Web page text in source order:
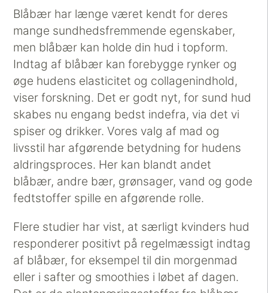
Blåbær har længe været kendt for deres
mange sundhedsfremmende egenskaber,
men blåbær kan holde din hud i topform.
Indtag af blåbær kan forebygge rynker og
øge hudens elasticitet og collagenindhold,
viser forskning. Det er godt nyt, for sund hud
skabes nu engang bedst indefra, via det vi
spiser og drikker. Vores valg af mad og
livsstil har afgørende betydning for hudens
aldringsproces. Her kan blandt andet
blåbær, andre bær, grønsager, vand og gode
fedtstoffer spille en afgørende rolle.
Flere studier har vist, at særligt kvinders hud
responderer positivt på regelmæssigt indtag
af blåbær, for eksempel til din morgenmad
eller i safter og smoothies i løbet af dagen.